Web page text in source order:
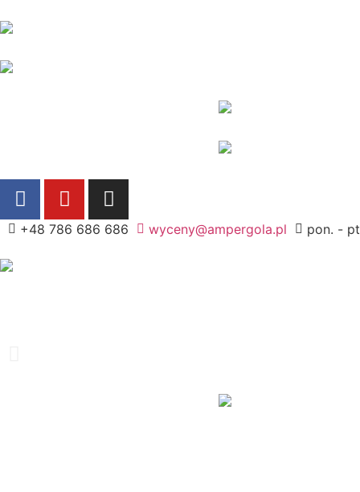
+48 786 686 686 wyceny@ampergola.pl pon. -
PRODUCENT